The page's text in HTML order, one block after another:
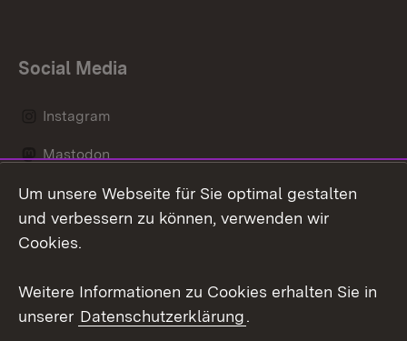
Social Media
Instagram
Mastodon
Messenger
Um unsere Webseite für Sie optimal gestalten
und verbessern zu können, verwenden wir
Cookies.
Weitere Informationen zu Cookies erhalten Sie in
unserer Datenschutzerklärung.